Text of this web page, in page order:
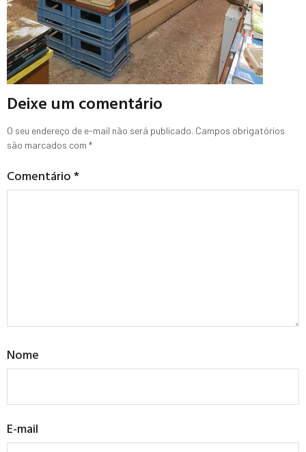
Deixe um comentário
O seu endereço de e-mail não será publicado. Campos obrigatórios
são marcados com *
Comentário*
Nome
E-mail